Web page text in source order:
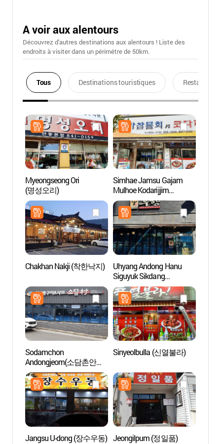
A voir aux alentours
Découvrez d'autres destinations aux alentours ! Liste des
endroits à visiter dans un périmétre de 50km.
Tous Destinations touristiques Restaurants
Myeongseong Ori
(명성오리)
Simhae Jamsu Gajam
Mulhoe Kodarijjim
(심해잠수가잠물회코다
리찜)
Chakhan Nakji (착한낙지)
Uhyang Andong Hanu
Siguyuk Sikdang
(우향안동한우식육식당)
Sodamchon
Andongjeom(소담촌안동
점)
Sinyeolbulla (신열불라)
Jangsu U-dong (장수우동) Jeongilpum (정일품)